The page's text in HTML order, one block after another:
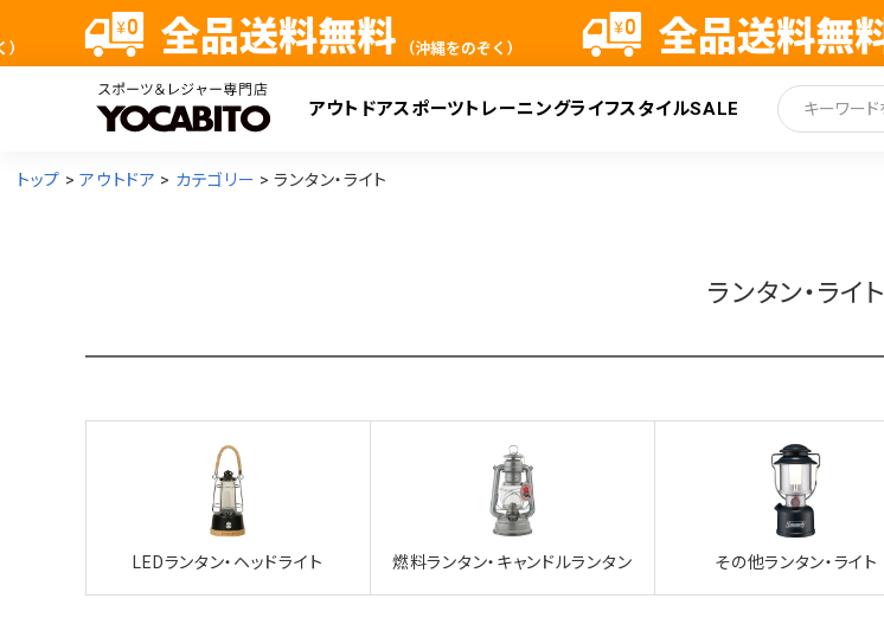
アウトドアスポーツ トレーニングライフスタイルSALE
検索
トップ アウトドア カテゴリー ランタン・ライト
ランタン・ライト
LEDランタン・ヘッドライト 燃料ランタン・キャンドルランタン その他ランタン・ライト